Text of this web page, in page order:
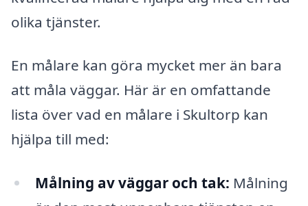
olika tjänster.
En målare kan göra mycket mer än bara
att måla väggar. Här är en omfattande
lista över vad en målare i Skultorp kan
hjälpa till med:
Målning av väggar och tak: Målning